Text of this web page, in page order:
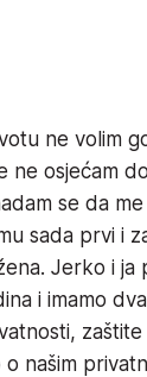
ne volim
ne osjećam
se da
sada prvi i
Jerko i ja
i imamo
našim